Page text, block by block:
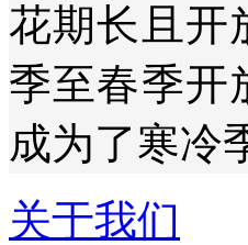
花期长且开
季至春季开
成为了寒冷
关于我们